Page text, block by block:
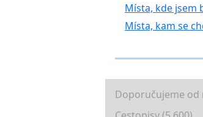
Místa, kde jsem
Místa, kam se
Doporučujeme